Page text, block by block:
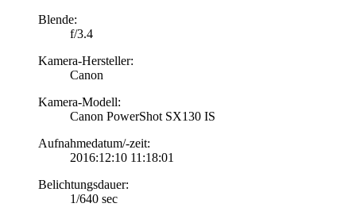
Blende:
f/3.4
Kamera-Hersteller:
Canon
Kamera-Modell:
Canon PowerShot SX130 IS
Aufnahmedatum/-zeit:
2016:12:10 11:18:01
Belichtungsdauer:
1/640 sec